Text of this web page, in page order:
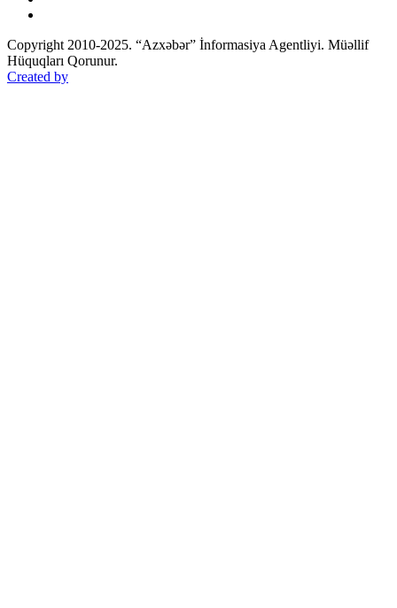
Copyright 2010-2025. “Azxəbər” İnformasiya Agentliyi. Müəllif
Hüquqları Qorunur.
Created by